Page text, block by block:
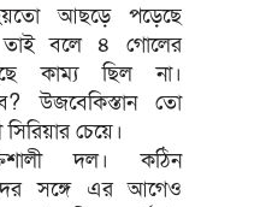
আছড়ে পড়েছে
তাই বলে ৪ গোলের
কাম্য ছিল না।
উজবেকিস্তান তো
চেয়ে।
দল। কঠিন
সঙ্গে এর আগেও